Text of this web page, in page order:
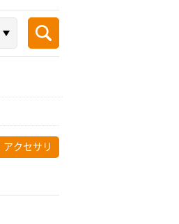
アクセサリ